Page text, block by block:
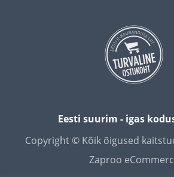
Eesti suurim - igas
Copyright © Kõik õigused
Zaproo